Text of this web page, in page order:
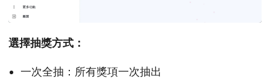
選擇抽獎方式：
一次全抽：所有獎項一次抽出